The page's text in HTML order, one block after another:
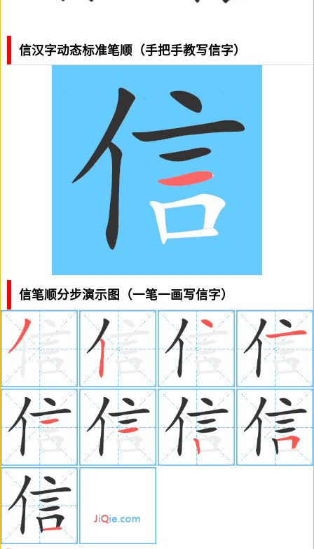
信汉字动态标准笔顺（手把手教写信字）
信笔顺分步演示图（一笔一画写信字）